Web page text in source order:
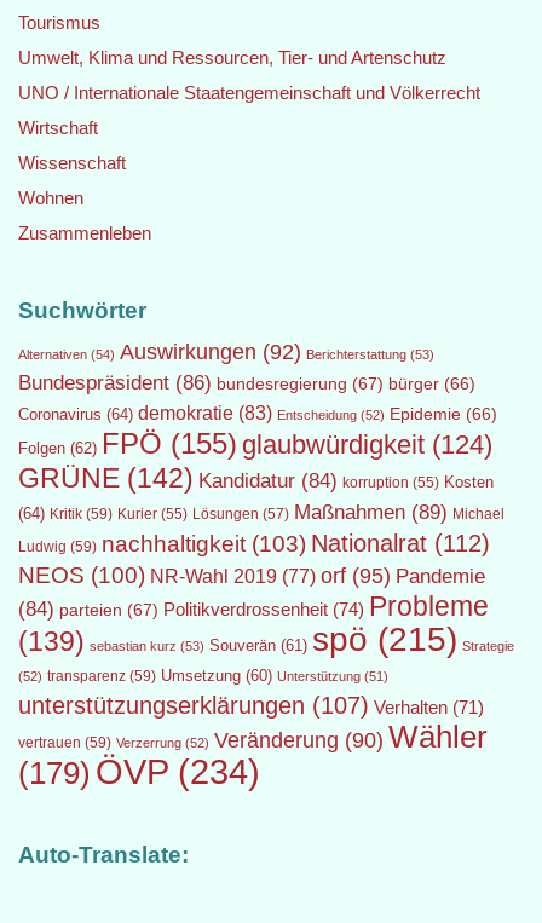
Tourismus
Umwelt, Klima und Ressourcen, Tier- und Artenschutz
UNO / Internationale Staatengemeinschaft und Völkerrecht
Wirtschaft
Wissenschaft
Wohnen
Zusammenleben
Suchwörter
Alternativen (54) Auswirkungen (92) Berichterstattung (53)
Bundespräsident (86) bundesregierung (67) bürger (66)
Coronavirus (64) demokratie (83) Entscheidung (52) Epidemie (66)
Folgen (62) FPÖ (155) glaubwürdigkeit (124)
GRÜNE (142) Kandidatur (84) korruption (55) Kosten
(64) Kritik (59) Kurier (55) Lösungen (57) Maßnahmen (89) Michael
Ludwig (59) nachhaltigkeit (103) Nationalrat (112)
NEOS (100) NR-Wahl 2019 (77) orf (95) Pandemie
(84) parteien (67) Politikverdrossenheit (74) Probleme
(139) sebastian kurz (53) Souverän (61) spö (215) Strategie
(52) transparenz (59) Umsetzung (60) Unterstützung (51)
unterstützungserklärungen (107) Verhalten (71)
vertrauen (59) Verzerrung (52) Veränderung (90) Wähler
(179) ÖVP (234)
Auto-Translate: